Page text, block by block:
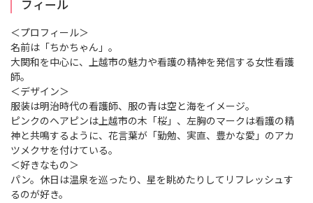
フィール
＜プロフィール＞
名前は「ちかちゃん」。
大関和を中心に、上越市の魅力や看護の精神を発信する女性看護
師。
＜デザイン＞
服装は明治時代の看護師、服の青は空と海をイメージ。
ピンクのヘアピンは上越市の木「桜」、左胸のマークは看護の精
神と共鳴するように、花言葉が「勤勉、実直、豊かな愛」のアカ
ツメクサを付けている。
＜好きなもの＞
パン。休日は温泉を巡ったり、星を眺めたりしてリフレッシュす
るのが好き。